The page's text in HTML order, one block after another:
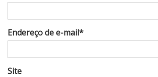
Endereço de e-mail*
Site